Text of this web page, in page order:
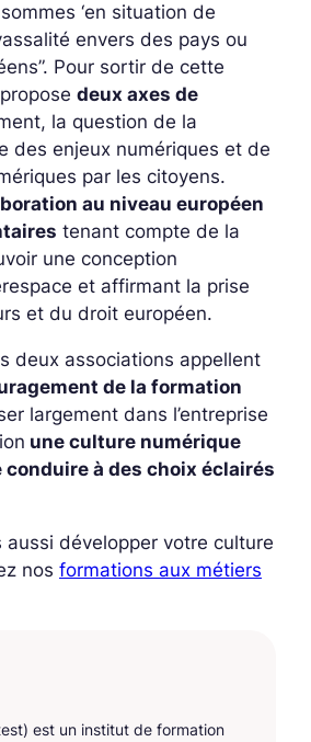
‘en situation de
envers des pays ou
”. Pour sortir de cette
deux axes de
la question de la
des enjeux numériques et de
par les citoyens.
au niveau européen
tenant compte de la
une conception
et affirmant la prise
et du droit européen.
deux associations appellent
de la formation
largement dans l’entreprise
une culture numérique
conduire à des choix éclairés
aussi développer votre culture
nos formations aux métiers
est un institut de formation